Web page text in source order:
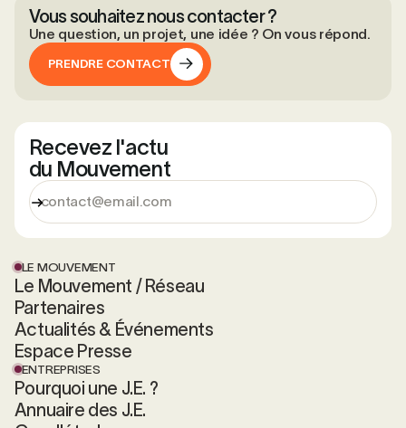
Vous souhaitez nous contacter ?
Une question, un projet, une idée ? On vous répond.
PRENDRE CONTACT
Recevez l'actu
du Mouvement
LE MOUVEMENT
Le Mouvement / Réseau
Partenaires
Actualités & Événements
Espace Presse
ENTREPRISES
Pourquoi une J.E. ?
Annuaire des J.E.